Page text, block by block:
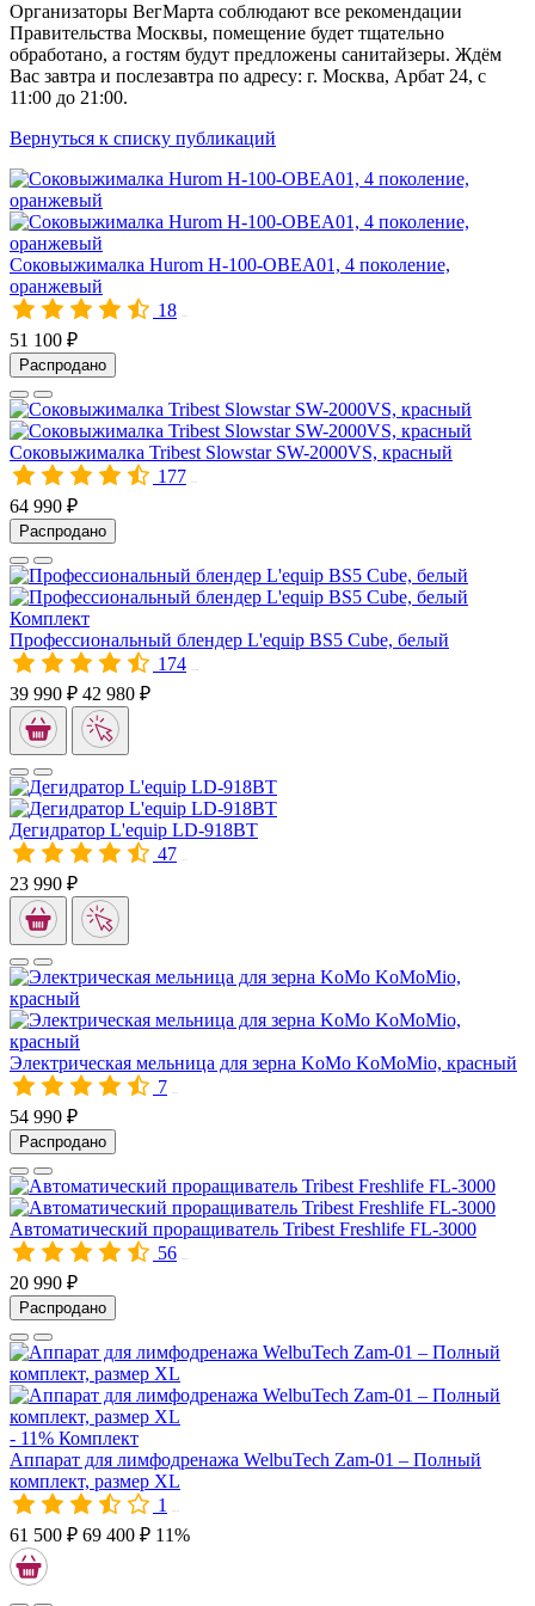
Организаторы ВегМарта соблюдают все рекомендации
Правительства Москвы, помещение будет тщательно
обработано, а гостям будут предложены санитайзеры. Ждём
Вас завтра и послезавтра по адресу: г. Москва, Арбат 24, с
11:00 до 21:00.
Вернуться к списку публикаций
Соковыжималка Hurom H-100-OBEA01, 4 поколение,
оранжевый
18
51 100 ₽
Распродано
Соковыжималка Tribest Slowstar SW-2000VS, красный
177
64 990 ₽
Распродано
Комплект
Профессиональный блендер L'equip BS5 Cube, белый
174
39 990 ₽ 42 980 ₽
Дегидратор L'equip LD-918BT
47
23 990 ₽
Электрическая мельница для зерна KoMo KoMoMio, красный
7
54 990 ₽
Распродано
Автоматический проращиватель Tribest Freshlife FL-3000
56
20 990 ₽
Распродано
- 11% Комплект
Аппарат для лимфодренажа WelbuTech Zam-01 – Полный
комплект, размер XL
1
61 500 ₽ 69 400 ₽ 11%